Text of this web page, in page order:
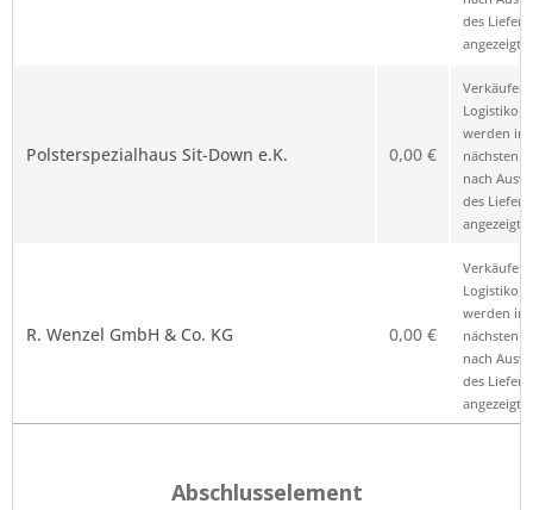
des
angezeigt.
Polsterspezialhaus Sit-Down e.K. 0,00 €
Verkäufer
werden im
nächsten
nach
des
angezeigt.
R. Wenzel GmbH & Co. KG 0,00 €
Verkäufer
werden im
nächsten
nach
des
angezeigt.